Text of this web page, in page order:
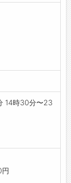
期的に開催さ
があります！
ゲームや実践
プできる内容
ップが充実し
ます！
、店長や副店
プも可能です
ンジする意欲
14時30分〜23